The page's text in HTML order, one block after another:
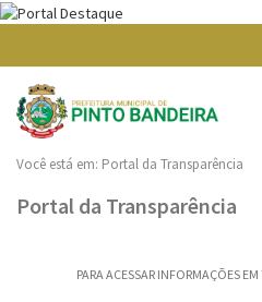
Você está em: Portal da Transparência
Portal da Transparência
PARA ACESSAR INFORMAÇÕES EM